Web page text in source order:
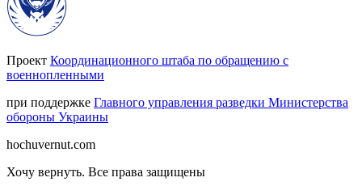
Проект Координационного штаба по обращению с
военнопленными
при поддержке Главного управления разведки Министерства
обороны Украины
hochuvernut.com
Хочу вернуть. Все права защищены